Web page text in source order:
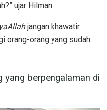
ujar Hilman.
jangan khawatir
orang-orang yang sudah
yang berpengalaman di